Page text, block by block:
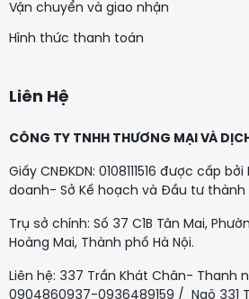
Vận chuyển và giao nhận
Hình thức thanh toán
Liên Hệ
CÔNG TY TNHH THƯƠNG MẠI VÀ
Giấy CNĐKDN: 0108111516 được cấp
doanh- Sở Kế hoạch và Đầu tư thành
Trụ sở chính: Số 37 C1B Tân Mai,
Hoàng Mai, Thành phố Hà Nội.
Liên hệ: 337 Trần Khát Chân- Thanh
0904860937-0936489159 / Ngõ 331